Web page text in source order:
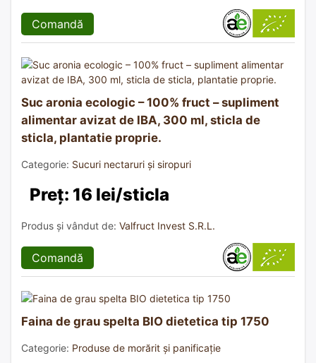
Comandă
Suc aronia ecologic – 100% fruct – supliment
alimentar avizat de IBA, 300 ml, sticla de
sticla, plantatie proprie.
Categorie: Sucuri nectaruri și siropuri
Preț: 16 lei/sticla
Produs și vândut de: Valfruct Invest S.R.L.
Comandă
Faina de grau spelta BIO dietetica tip 1750
Categorie: Produse de morărit și panificație